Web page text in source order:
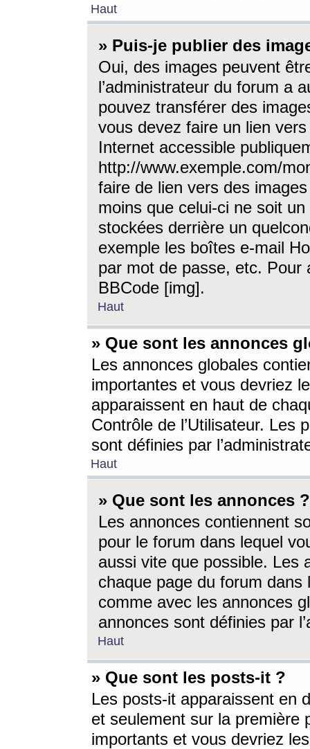
Haut
» Puis-je publier des
Oui, des images peuvent
l’administrateur du forum a
pouvez transférer des
vous devez faire un lien
Internet accessible
http://www.exemple.com/
faire de lien vers des
moins que celui-ci ne soit
stockées derrière un
exemple les boîtes e-mail
par mot de passe, etc. Pour
BBCode [img].
Haut
» Que sont les annonces
Les annonces globales
importantes et vous devriez
apparaissent en haut de
Contrôle de l’Utilisateur. Les
sont définies par
Haut
» Que sont les annonces ?
Les annonces contiennent
pour le forum dans lequel
aussi vite que possible. Les
chaque page du forum dans
comme avec les annonces
annonces sont définies par
Haut
» Que sont les posts-it ?
Les posts-it apparaissent en
et seulement sur la première
importants et vous devriez